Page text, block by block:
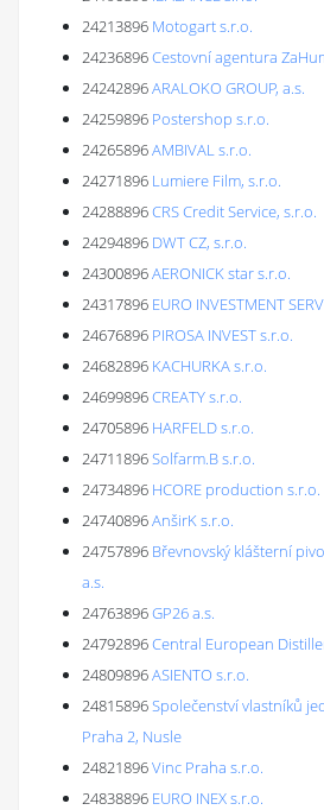
24213896 Motogart s.r.o.
24236896Cestovní agentura
24242896ARALOKO GROUP, a.s.
24259896 Postershop s.r.o.
24265896AMBIVAL s.r.o.
24271896 Lumiere Film, s.r.o.
24288896CRS Credit Service, s.r.o.
24294896 DWT CZ, s.r.o.
24300896AERONICK star s.r.o.
24317896 EURO INVESTMENT
24676896 PIROSA INVEST s.r.o.
24682896 KACHURKA s.r.o.
24699896CREATY s.r.o.
24705896 HARFELD s.r.o.
24711896Solfarm.B s.r.o.
24734896 HCORE production s.r.o.
24740896AnširK s.r.o.
24757896 Břevnovský klášterní
a.s.
24763896GP26 a.s.
24792896Central European
24809896ASIENTO s.r.o.
24815896Společenství vlastníků
Praha 2, Nusle
24821896Vinc Praha s.r.o.
24838896 EURO INEX s.r.o.